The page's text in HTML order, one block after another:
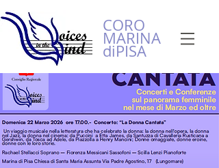
CORO
MARINA
diPISA